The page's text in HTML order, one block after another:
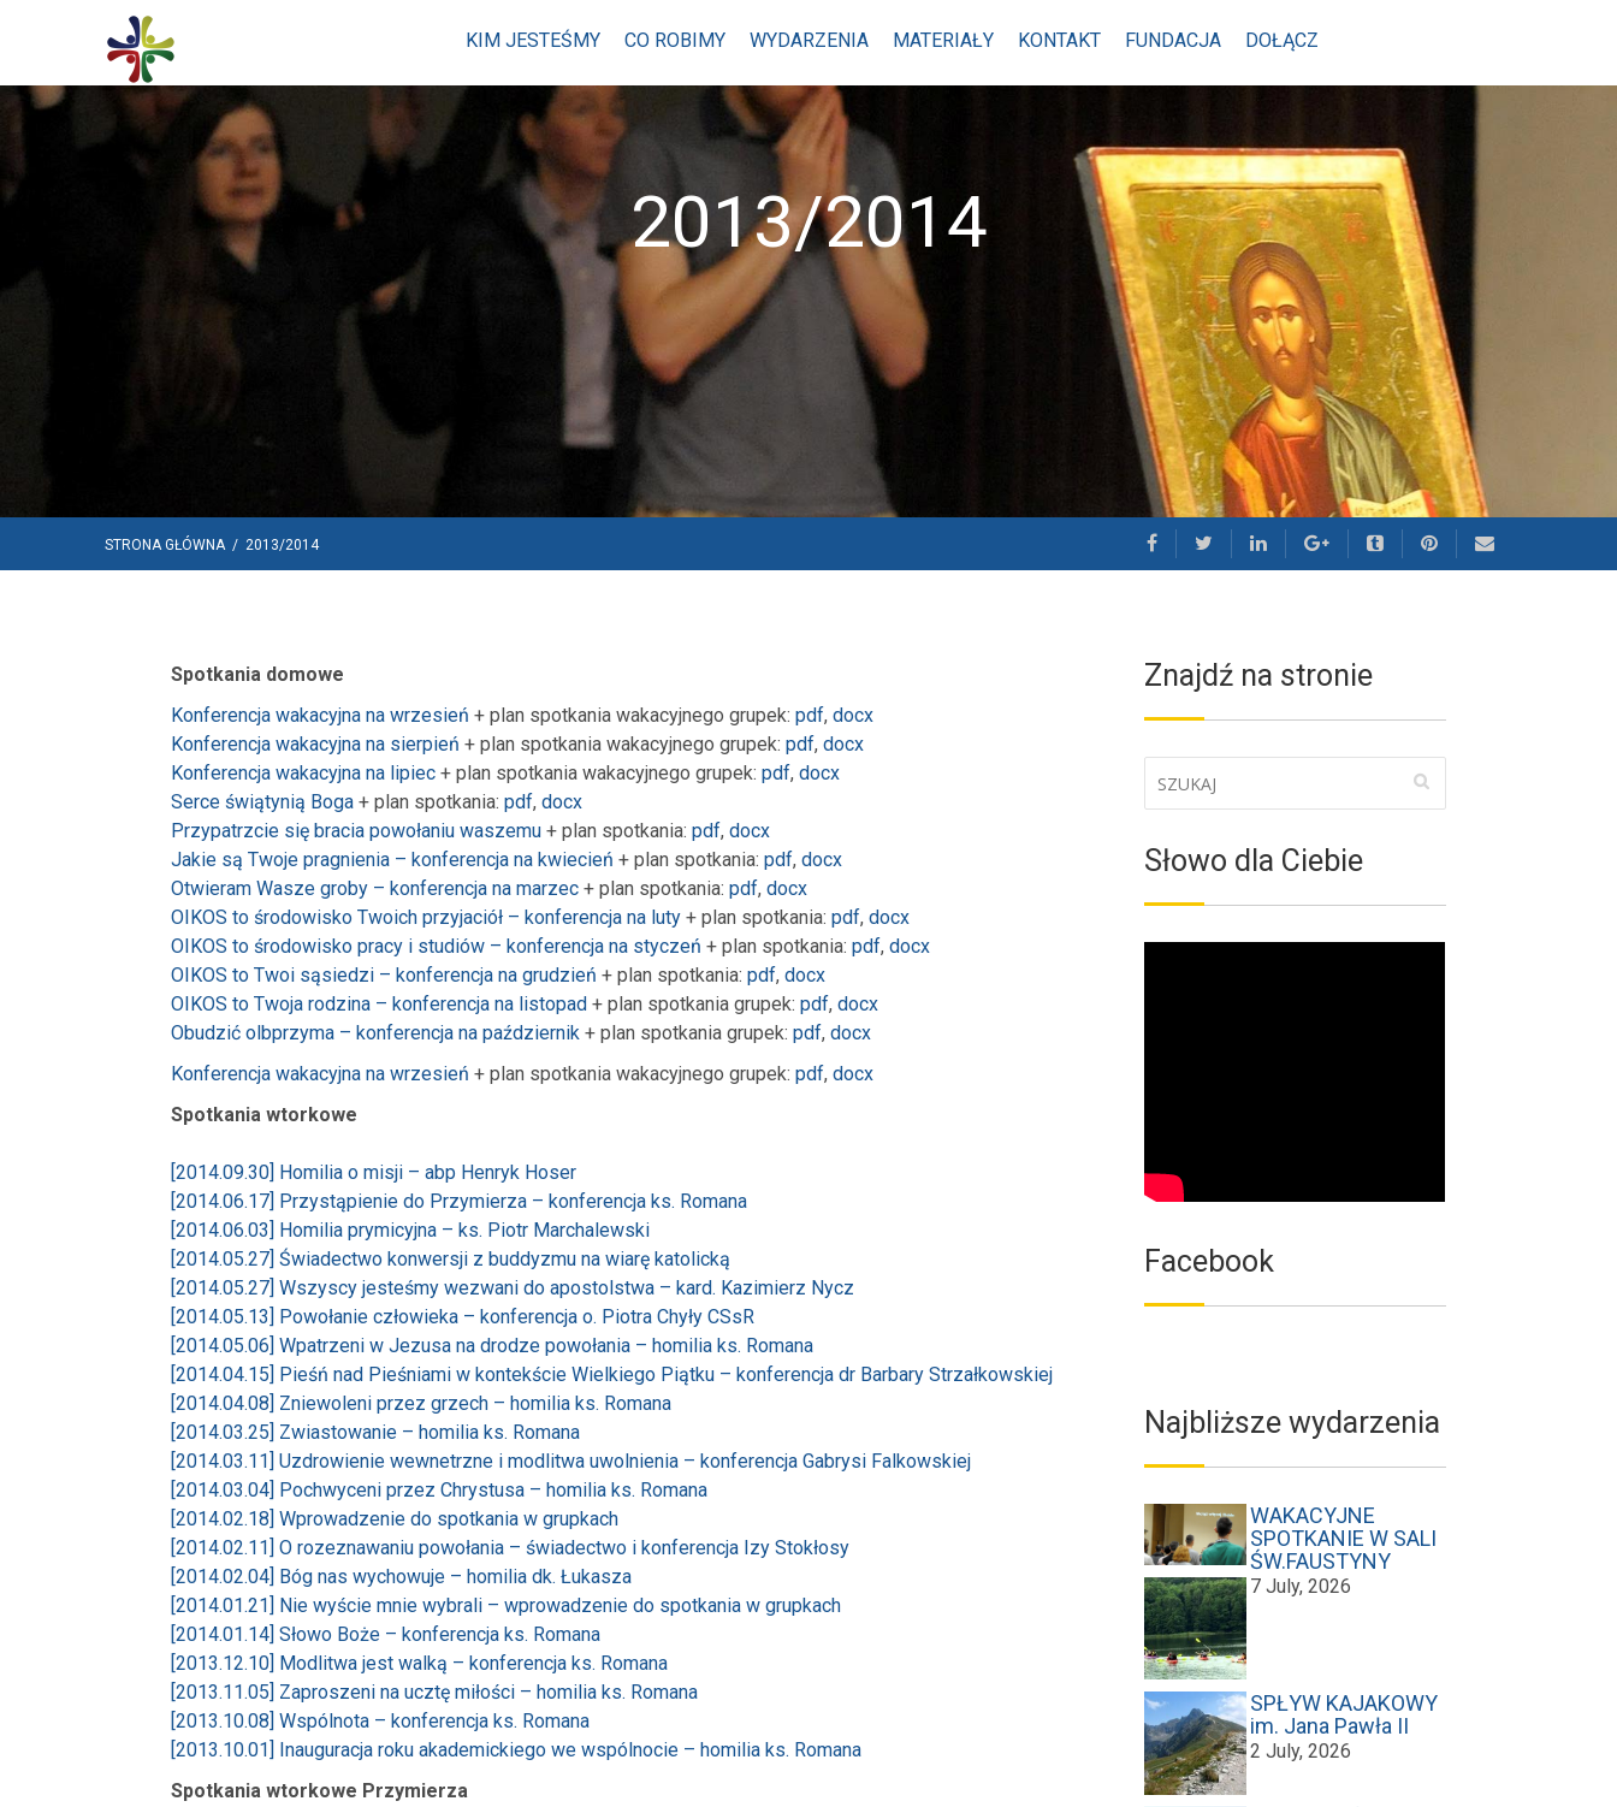
KIM JESTEŚMY CO ROBIMY WYDARZENIA MATERIAŁY KONTAKT FUNDACJA DOŁĄCZ
2013/2014
STRONA GŁÓWNA / 2013/2014
Spotkania domowe
Konferencja wakacyjna na wrzesień + plan spotkania wakacyjnego grupek: pdf, docx
Konferencja wakacyjna na sierpień + plan spotkania wakacyjnego grupek: pdf, docx
Konferencja wakacyjna na lipiec + plan spotkania wakacyjnego grupek: pdf, docx
Serce świątynią Boga + plan spotkania: pdf, docx
Przypatrzcie się bracia powołaniu waszemu + plan spotkania: pdf, docx
Jakie są Twoje pragnienia – konferencja na kwiecień + plan spotkania: pdf, docx
Otwieram Wasze groby – konferencja na marzec + plan spotkania: pdf, docx
OIKOS to środowisko Twoich przyjaciół – konferencja na luty + plan spotkania: pdf, docx
OIKOS to środowisko pracy i studiów – konferencja na styczeń + plan spotkania: pdf, docx
OIKOS to Twoi sąsiedzi – konferencja na grudzień + plan spotkania: pdf, docx
OIKOS to Twoja rodzina – konferencja na listopad + plan spotkania grupek: pdf, docx
Obudzić olbprzyma – konferencja na październik + plan spotkania grupek: pdf, docx
Konferencja wakacyjna na wrzesień + plan spotkania wakacyjnego grupek: pdf, docx
Spotkania wtorkowe
[2014.09.30] Homilia o misji – abp Henryk Hoser
[2014.06.17] Przystąpienie do Przymierza – konferencja ks. Romana
[2014.06.03] Homilia prymicyjna – ks. Piotr Marchalewski
[2014.05.27] Świadectwo konwersji z buddyzmu na wiarę katolicką
[2014.05.27] Wszyscy jesteśmy wezwani do apostolstwa – kard. Kazimierz Nycz
[2014.05.13] Powołanie człowieka – konferencja o. Piotra Chyły CSsR
[2014.05.06] Wpatrzeni w Jezusa na drodze powołania – homilia ks. Romana
[2014.04.15] Pieśń nad Pieśniami w kontekście Wielkiego Piątku – konferencja dr Barbary Strzałkowskiej
[2014.04.08] Zniewoleni przez grzech – homilia ks. Romana
[2014.03.25] Zwiastowanie – homilia ks. Romana
[2014.03.11] Uzdrowienie wewnetrzne i modlitwa uwolnienia – konferencja Gabrysi Falkowskiej
[2014.03.04] Pochwyceni przez Chrystusa – homilia ks. Romana
[2014.02.18] Wprowadzenie do spotkania w grupkach
[2014.02.11] O rozeznawaniu powołania – świadectwo i konferencja Izy Stokłosy
[2014.02.04] Bóg nas wychowuje – homilia dk. Łukasza
[2014.01.21] Nie wyście mnie wybrali – wprowadzenie do spotkania w grupkach
[2014.01.14] Słowo Boże – konferencja ks. Romana
[2013.12.10] Modlitwa jest walką – konferencja ks. Romana
[2013.11.05] Zaproszeni na ucztę miłości – homilia ks. Romana
[2013.10.08] Wspólnota – konferencja ks. Romana
[2013.10.01] Inauguracja roku akademickiego we wspólnocie – homilia ks. Romana
Spotkania wtorkowe Przymierza
Znajdź na stronie
Słowo dla Ciebie
Facebook
Najbliższe wydarzenia
WAKACYJNE
SPOTKANIE W SALI
ŚW.FAUSTYNY
7 July, 2026
SPŁYW KAJAKOWY
im. Jana Pawła II
2 July, 2026